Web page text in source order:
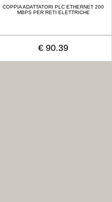
COPPIA ADATTATORI PLC ETHERNET 200
MBPS PER RETI ELETTRICHE
€ 90.39